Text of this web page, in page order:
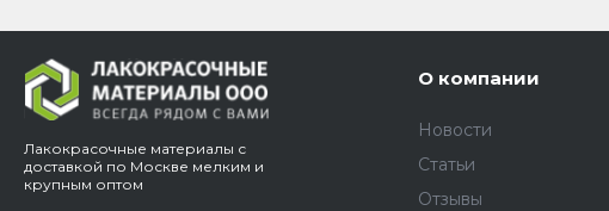
Лакокрасочные материалы с
доставкой по Москве мелким и
крупным оптом
О компании
Новости
Статьи
Отзывы